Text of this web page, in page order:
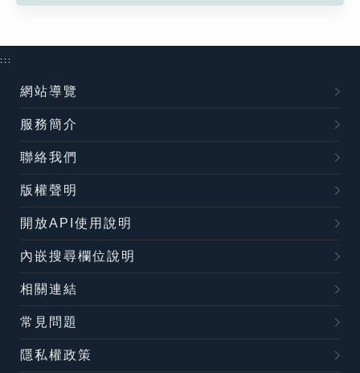
:::
網站導覽
服務簡介
聯絡我們
版權聲明
開放API使用說明
內嵌搜尋欄位說明
相關連結
常見問題
隱私權政策